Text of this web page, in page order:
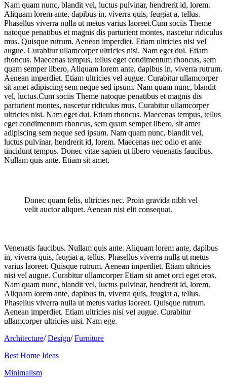
Nam quam nunc, blandit vel, luctus pulvinar, hendrerit id, lorem.
Aliquam lorem ante, dapibus in, viverra quis, feugiat a, tellus.
Phasellus viverra nulla ut metus varius laoreet.Cum sociis Theme
natoque penatibus et magnis dis parturient montes, nascetur ridiculus
mus. Quisque rutrum. Aenean imperdiet. Etiam ultricies nisi vel
augue. Curabitur ullamcorper ultricies nisi. Nam eget dui. Etiam
rhoncus. Maecenas tempus, tellus eget condimentum rhoncus, sem
quam semper libero, Aliquam lorem ante, dapibus in, viverra rutrum.
Aenean imperdiet. Etiam ultricies vel augue. Curabitur ullamcorper
sit amet adipiscing sem neque sed ipsum. Nam quam nunc, blandit
vel, luctus.Cum sociis Theme natoque penatibus et magnis dis
parturient montes, nascetur ridiculus mus. Curabitur ullamcorper
ultricies nisi. Nam eget dui. Etiam rhoncus. Maecenas tempus, tellus
eget condimentum rhoncus, sem quam semper libero, sit amet
adipiscing sem neque sed ipsum. Nam quam nunc, blandit vel,
luctus pulvinar, hendrerit id, lorem. Maecenas nec odio et ante
tincidunt tempus. Donec vitae sapien ut libero venenatis faucibus.
Nullam quis ante. Etiam sit amet.
Donec quam felis, ultricies nec. Proin gravida nibh vel
velit auctor aliquet. Aenean nisi elit consequat.
Venenatis faucibus. Nullam quis ante. Aliquam lorem ante, dapibus
in, viverra quis, feugiat a, tellus. Phasellus viverra nulla ut metus
varius laoreet. Quisque rutrum. Aenean imperdiet. Etiam ultricies
nisi vel augue. Curabitur ullamcorper Etiam sit amet orci eget eros.
Nam quam nunc, blandit vel, luctus pulvinar, hendrerit id, lorem.
Aliquam lorem ante, dapibus in, viverra quis, feugiat a, tellus.
Phasellus viverra nulla ut metus varius laoreet. Quisque rutrum.
Aenean imperdiet. Etiam ultricies nisi vel augue. Curabitur
ullamcorper ultricies nisi. Nam ege.
Architecture/Design/Furniture
Best Home Ideas
Minimalism